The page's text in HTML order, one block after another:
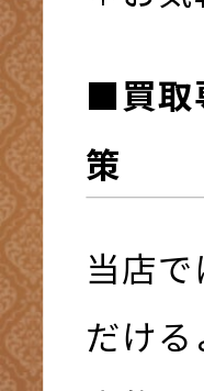
■買取
策
当店
だけ